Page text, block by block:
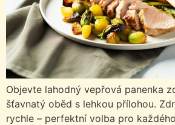
Objevte lahodný vepřová panenka
šťavnatý oběd s lehkou přílohou.
rychle – perfektní volba pro